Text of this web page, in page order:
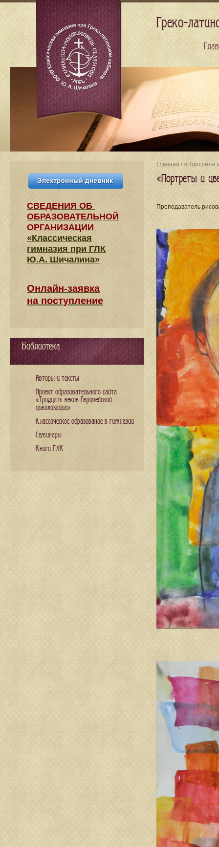
Главная / «Портреты
«Портреты и
Преподаватель
СВЕДЕНИЯ​ ОБ
ОБРАЗОВАТЕЛЬНОЙ
ОРГАНИЗАЦИИ
«Классическая
гимназия при ГЛК
Ю.А. Шичалина»
Онлайн-заявка
на поступление
Библиотека
Авторы и тексты
Проект образовательного сайта
«Тридцать веков Европейской
цивилизации»
Классическое образование в гимназии
Семинары
Книги ГЛК
Греко-